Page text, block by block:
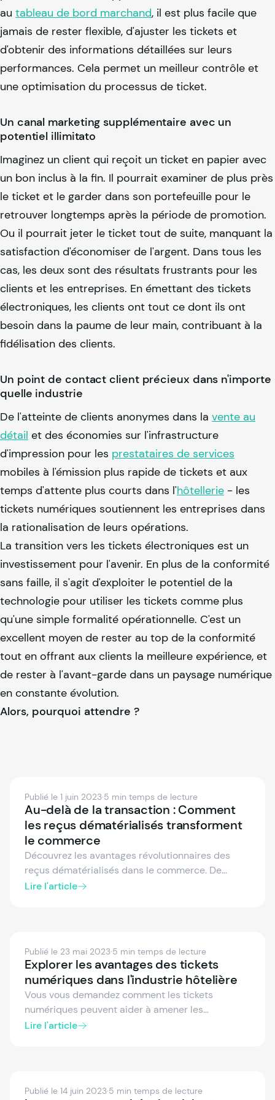
au tableau de bord marchand, il est plus facile que
jamais de rester flexible, d'ajuster les tickets et
d'obtenir des informations détaillées sur leurs
performances. Cela permet un meilleur contrôle et
une optimisation du processus de ticket.
Un canal marketing supplémentaire avec un
potentiel illimitato
Imaginez un client qui reçoit un ticket en papier avec
un bon inclus à la fin. Il pourrait examiner de plus près
le ticket et le garder dans son portefeuille pour le
retrouver longtemps après la période de promotion.
Ou il pourrait jeter le ticket tout de suite, manquant la
satisfaction d'économiser de l'argent. Dans tous les
cas, les deux sont des résultats frustrants pour les
clients et les entreprises. En émettant des tickets
électroniques, les clients ont tout ce dont ils ont
besoin dans la paume de leur main, contribuant à la
fidélisation des clients.
Un point de contact client précieux dans n'importe
quelle industrie
De l'atteinte de clients anonymes dans la vente au
détail et des économies sur l'infrastructure
d'impression pour les prestataires de services
mobiles à l'émission plus rapide de tickets et aux
temps d'attente plus courts dans l'hôtellerie - les
tickets numériques soutiennent les entreprises dans
la rationalisation de leurs opérations.
La transition vers les tickets électroniques est un
investissement pour l'avenir. En plus de la conformité
sans faille, il s'agit d'exploiter le potentiel de la
technologie pour utiliser les tickets comme plus
qu'une simple formalité opérationnelle. C'est un
excellent moyen de rester au top de la conformité
tout en offrant aux clients la meilleure expérience, et
de rester à l'avant-garde dans un paysage numérique
en constante évolution.
Alors, pourquoi attendre ?
Publié le 1 juin 2023·5 min temps de lecture
Au-delà de la transaction : Comment
les reçus dématérialisés transforment
le commerce
Découvrez les avantages révolutionnaires des
reçus dématérialisés dans le commerce. De
l'engagement client amélioré et de la gestion
Lire l'article
Publié le 23 mai 2023·5 min temps de lecture
Explorer les avantages des tickets
numériques dans l'industrie hôtelière
Vous vous demandez comment les tickets
numériques peuvent aider à amener les
entreprises hôtelières au niveau supérieur ? Dans
Lire l'article
Publié le 14 juin 2023·5 min temps de lecture